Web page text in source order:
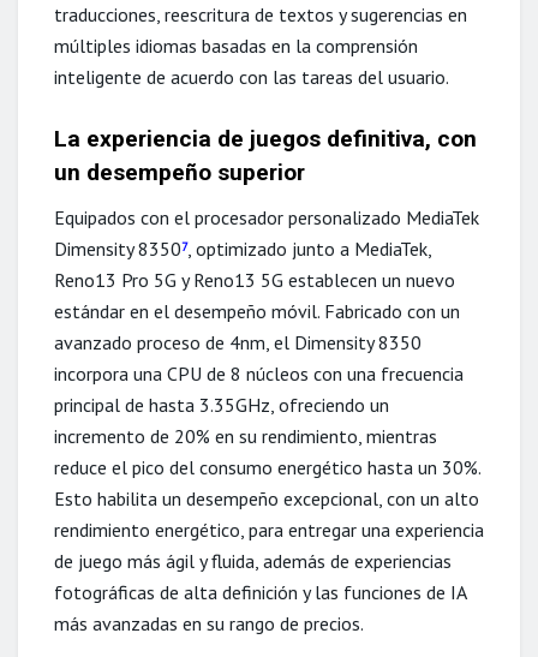
traducciones, reescritura de textos y sugerencias en
múltiples idiomas basadas en la comprensión
inteligente de acuerdo con las tareas del usuario.
La experiencia de juegos definitiva, con
un desempeño superior
Equipados con el procesador personalizado MediaTek
Dimensity 83507, optimizado junto a MediaTek,
Reno13 Pro 5G y Reno13 5G establecen un nuevo
estándar en el desempeño móvil. Fabricado con un
avanzado proceso de 4nm, el Dimensity 8350
incorpora una CPU de 8 núcleos con una frecuencia
principal de hasta 3.35GHz, ofreciendo un
incremento de 20% en su rendimiento, mientras
reduce el pico del consumo energético hasta un 30%.
Esto habilita un desempeño excepcional, con un alto
rendimiento energético, para entregar una experiencia
de juego más ágil y fluida, además de experiencias
fotográficas de alta definición y las funciones de IA
más avanzadas en su rango de precios.